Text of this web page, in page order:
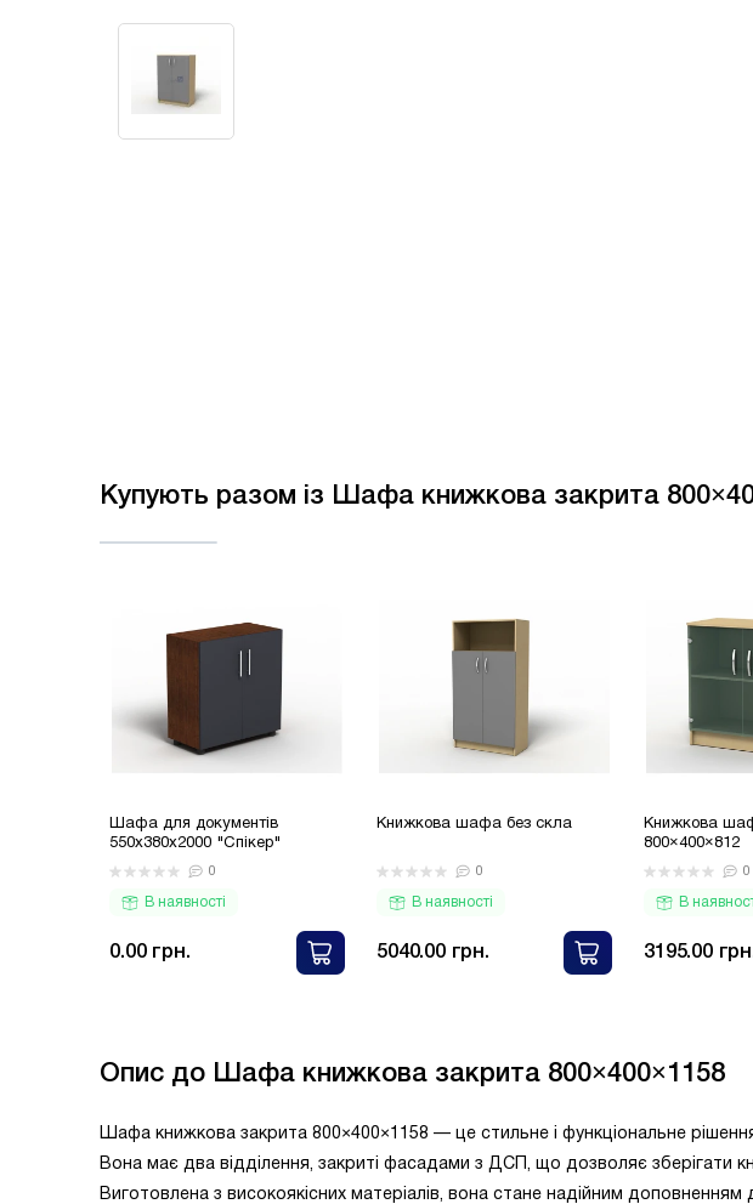
Купують разом із Шафа книжкова закрита
Шафа для документів
550х380х2000 "Спікер"
0
В наявності
0.00 грн.
Книжкова шафа без скла
0
В наявності
5040.00 грн.
Книжкова
800×400×812
0
В
3195.00
Опис до Шафа книжкова закрита 800×400×1158
Шафа книжкова закрита 800×400×1158 — це стильне і функціональне
Вона має два відділення, закриті фасадами з ДСП, що дозволяє зберігати
Виготовлена з високоякісних матеріалів, вона стане надійним доповненням